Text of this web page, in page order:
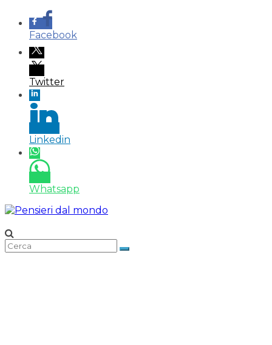
Facebook
Twitter
Linkedin
Whatsapp
Salta
contenuto